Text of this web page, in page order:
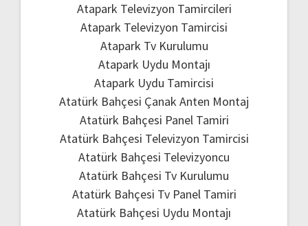
Atapark Televizyon Tamircileri
Atapark Televizyon Tamircisi
Atapark Tv Kurulumu
Atapark Uydu Montajı
Atapark Uydu Tamircisi
Atatürk Bahçesi Çanak Anten Montaj
Atatürk Bahçesi Panel Tamiri
Atatürk Bahçesi Televizyon Tamircisi
Atatürk Bahçesi Televizyoncu
Atatürk Bahçesi Tv Kurulumu
Atatürk Bahçesi Tv Panel Tamiri
Atatürk Bahçesi Uydu Montajı